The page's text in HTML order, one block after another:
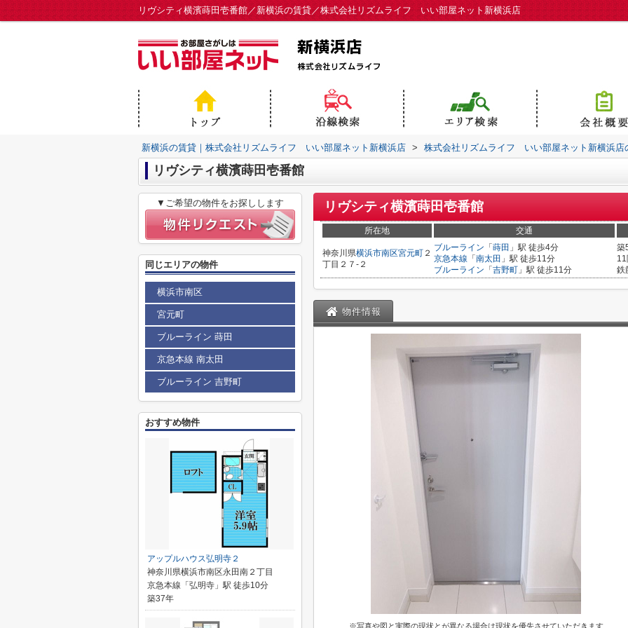
リヴシティ横濱蒔田壱番館／新横浜の賃貸／株式会社リズムライフ いい部屋ネット新横浜店
新横浜の賃貸｜株式会社リズムライフ いい部屋ネット新横浜店 > 株式会社リズムライフ いい部屋ネット新横浜店
リヴシティ横濱蒔田壱番館
リヴシティ横濱蒔田壱番館
所在地 交通
神奈川県横浜市南区宮元町 ２
丁目２７-２
ブルーライン 「 蒔田 」駅 徒歩4分
京急本線 「 南太田 」駅 徒歩11分
ブルーライン 「 吉野町 」駅 徒歩11分
築
鉄
物件情報
※写真や図と実際の現状とが異なる場合は現状を優先させていただきます
▼ご希望の物件をお探しします
同じエリアの物件
横浜市南区
宮元町
ブルーライン 蒔田
京急本線 南太田
ブルーライン 吉野町
おすすめ物件
アップルハウス弘明寺２
神奈川県横浜市南区永田南２丁目
京急本線「弘明寺」駅 徒歩10分
築37年